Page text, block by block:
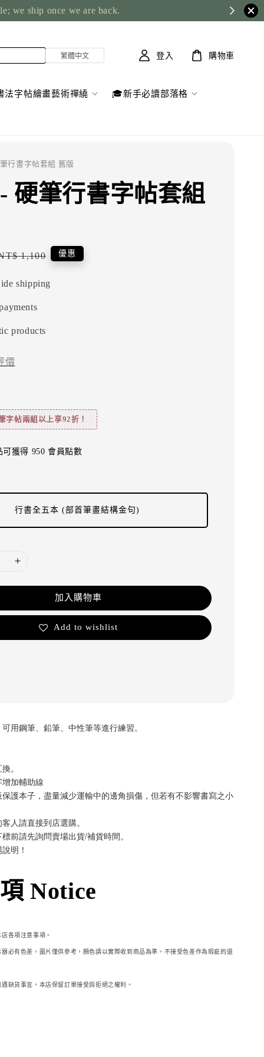
we ship once we are back.
法字帖繪畫藝術禪繞 🎓新手必讀部落格
登入 購物車
行書字帖套組 舊版
硬筆行書字帖套組
1,100 優惠
shipping
products
價
字帖兩組以上享92折！
可獲得 950 會員點數
行書全五本 (部首筆畫結構金句)
加入購物車
Add to wishlist
用鋼筆、鉛筆、中性筆等進行練習。
。
加輔助線
護本子，盡量減少運輸中的邊角損傷，但若有不影響書寫之小
人請直接到店選購。
前請先詢問賣場出貨/補貨時間。
明！
Notice
各項注意事項。
器必有色差，圖片僅供參考，顏色請以實際收到商品為準。不接受色差作為瑕疵的退
缺貨事宜，本店保留訂單接受與拒絕之權利。